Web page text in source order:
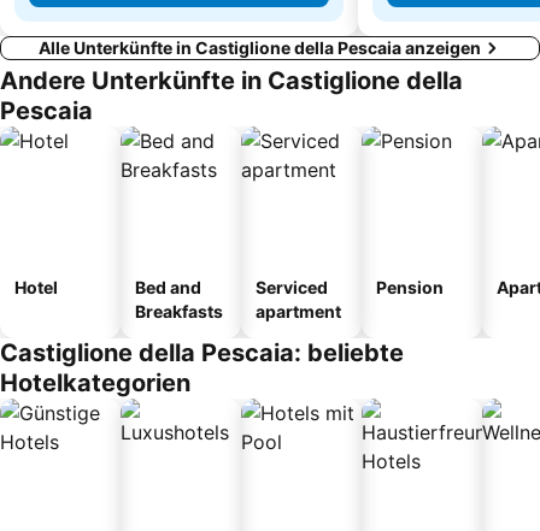
Alle Unterkünfte in Castiglione della Pescaia anzeigen
Andere Unterkünfte in Castiglione della
Pescaia
Hotel
Bed and
Breakfasts
Serviced
apartment
Pension
Castiglione della Pescaia: beliebte
Hotelkategorien